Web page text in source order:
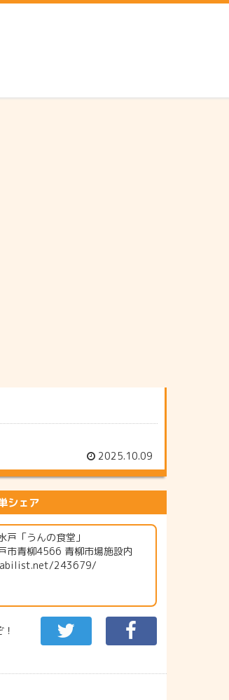
2025.10.09
シェア
戸「うんの食堂」
市青柳4566 青柳市場施設内
243679/